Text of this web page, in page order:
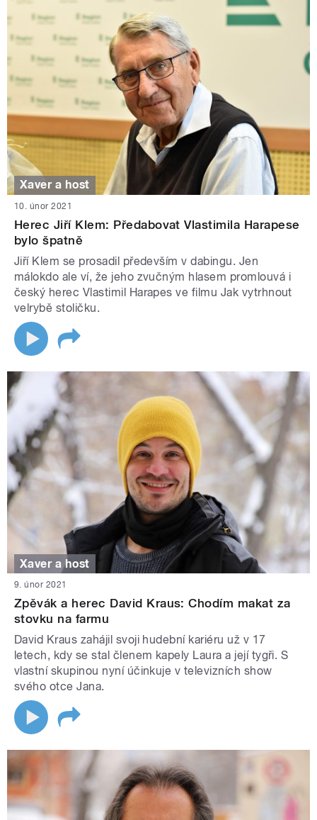
Xaver a host
10. únor 2021
Herec Jiří Klem: Předabovat Vlastimila Harapese
bylo špatně
Jiří Klem se prosadil především v dabingu. Jen
málokdo ale ví, že jeho zvučným hlasem promlouvá i
český herec Vlastimil Harapes ve filmu Jak vytrhnout
velrybě stoličku.
Xaver a host
9. únor 2021
Zpěvák a herec David Kraus: Chodím makat za
stovku na farmu
David Kraus zahájil svoji hudební kariéru už v 17
letech, kdy se stal členem kapely Laura a její tygři. S
vlastní skupinou nyní účinkuje v televizních show
svého otce Jana.